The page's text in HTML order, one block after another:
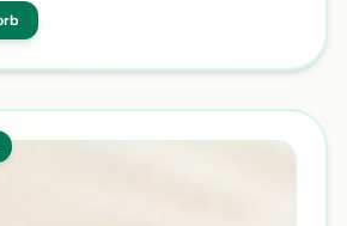
Taiwanese Winter Melon-Lemon Tea 7,25€
Wintermelonen-Tee balanciert
Ein süß-säuerliches und
Geschmackserlebnis.